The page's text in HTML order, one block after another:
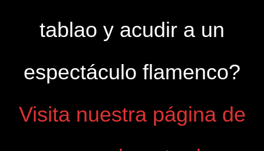
tablao y acudir a un
espectáculo flamenco?
Visita nuestra página de